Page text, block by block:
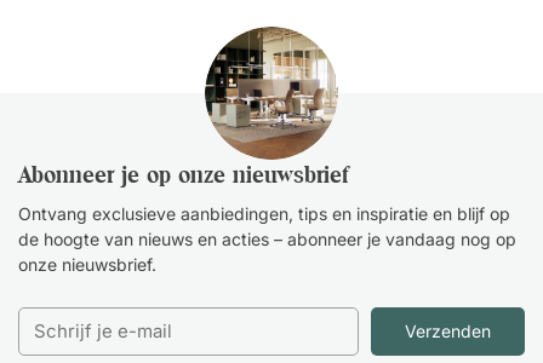
Abonneer je op onze nieuwsbrief
Ontvang exclusieve aanbiedingen, tips en inspiratie en blijf op
de hoogte van nieuws en acties – abonneer je vandaag nog op
onze nieuwsbrief.
Verzenden